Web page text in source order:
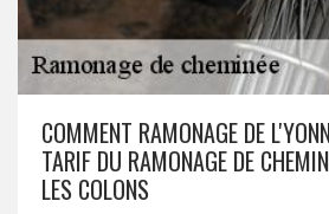
COMMENT RAMONAGE DE
TARIF DU RAMONAGE DE
LES COLONS